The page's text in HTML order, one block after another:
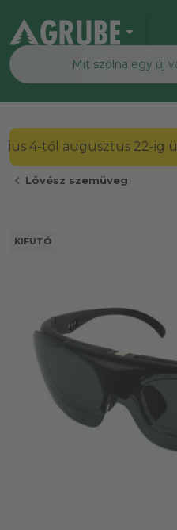
arrow_drop_down
2026. július 4-től
chevron_left Lövész szemüveg
KIFUTÓ